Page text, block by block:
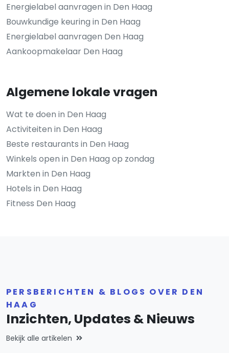
Energielabel aanvragen in Den Haag
Bouwkundige keuring in Den Haag
Energielabel aanvragen Den Haag
Aankoopmakelaar Den Haag
Algemene lokale vragen
Wat te doen in Den Haag
Activiteiten in Den Haag
Beste restaurants in Den Haag
Winkels open in Den Haag op zondag
Markten in Den Haag
Hotels in Den Haag
Fitness Den Haag
PERSBERICHTEN & BLOGS OVER DEN
HAAG
Inzichten, Updates & Nieuws
Bekijk alle artikelen